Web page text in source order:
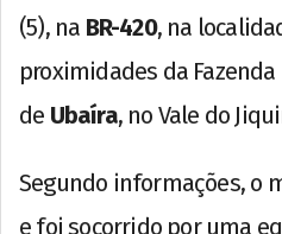
(5), na BR-420, na
proximidades da
de Ubaíra, no Vale do
Segundo informações, o
e foi socorrido por uma